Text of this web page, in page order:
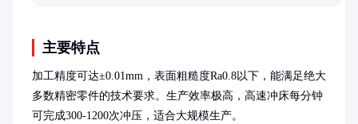
主要特点
加工精度可达±0.01mm，表面粗糙度Ra0.8以下，能满足绝大
多数精密零件的技术要求。生产效率极高，高速冲床每分钟
可完成300-1200次冲压，适合大规模生产。